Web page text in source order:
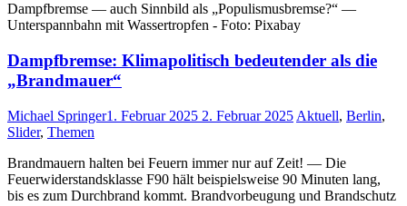
Dampfbremse — auch Sinnbild als „Populismusbremse?“ —
Unterspannbahn mit Wassertropfen - Foto: Pixabay
Dampfbremse: Klimapolitisch bedeutender als die
„Brandmauer“
Michael Springer1. Februar 2025 2. Februar 2025 Aktuell, Berlin,
Slider, Themen
Brandmauern halten bei Feuern immer nur auf Zeit! — Die
Feuerwiderstandsklasse F90 hält beispielsweise 90 Minuten lang,
bis es zum Durchbrand kommt. Brandvorbeugung und Brandschutz